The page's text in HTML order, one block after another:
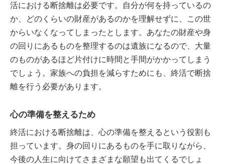
活における断捨離は必要です。自分が何を持っているの
か、どのくらいの財産があるのかを理解せずに、この世
からいなくなってしまったとします。あなたの財産や身
の回りにあるものを整理するのは遺族になるので、大量
のものがあるほど片付けに時間と手間がかかってしまう
でしょう。家族への負担を減らすためにも、終活で断捨
離を行う必要があります。
心の準備を整えるため
終活における断捨離は、心の準備を整えるという役割も
担っています。身の回りにあるものを手に取りながら、
今後の人生に向けてさまざまな願望も出てくるでしょ